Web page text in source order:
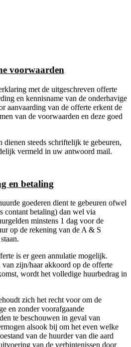
voorwaarden
met de uitgeschreven offerte
en kennisname van de onderhavige
aanvaarding van de offerte erkent de
van de voorwaarden en deze goed
dienen steeds schriftelijk te gebeuren,
vermeld in uw antwoord mail.
en betaling
goederen dient te gebeuren ofwel
contant betaling) dan wel via
minstens 1 dag voor de
op de rekening van de A & S
is er geen annulatie mogelijk.
zijn/haar akkoord op de offerte
wordt het volledige huurbedrag in
zich het recht voor om de
en zonder voorafgaande
te beschouwen in geval van
alsook bij om het even welke
van de huurder van die aard
van de verbintenissen door